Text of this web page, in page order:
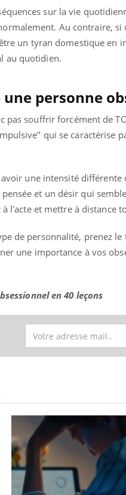
sur la vie
Au contraire, si
un tyran domestique en
au quotidien.
personne
pas souffrir forcément de
qui se caractérise
une intensité différente
et un désir qui
l'acte et mettre à distance
de personnalité, prenez
une importance à vos
en 40 leçons